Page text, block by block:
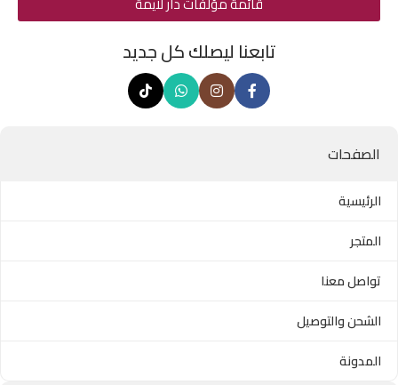
تابعنا ليصلك كل جديد
الصفحات
الرئيسية
المتجر
تواصل معنا
الشحن والتوصيل
المدونة